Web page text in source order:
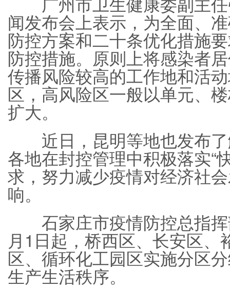
闻发布会上表示，为全面、
防控方案和二十条优化措施
防控措施。原则上将感染者
传播风险较高的工作地和活
区，高风险区一般以单元、
扩大。
近日，昆明等地也发布了
各地在封控管理中积极落实“
求，努力减少疫情对经济社
响。
石家庄市疫情防控总指挥
月1日起，桥西区、长安区
区、循环化工园区实施分区
生产生活秩序。